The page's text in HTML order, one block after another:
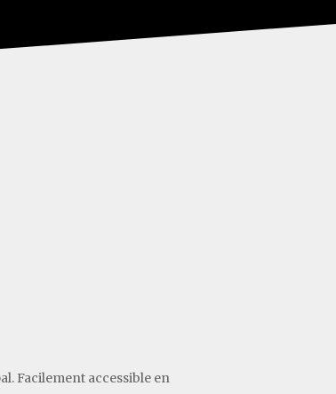
Facilement accessible en